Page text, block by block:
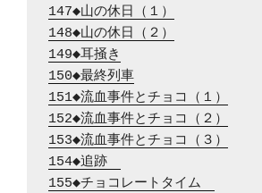
147◆山の休日（１）
148◆山の休日（２）
149◆耳掻き
150◆最終列車
151◆流血事件とチョコ（１）
152◆流血事件とチョコ（２）
153◆流血事件とチョコ（３）
154◆追跡
155◆チョコレートタイム